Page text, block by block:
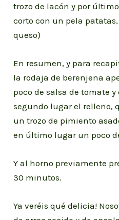
trozo de lacón y por
corto con un pela
queso)
En resumen, y para
la rodaja de berenjena
poco de salsa de tomate y
segundo lugar el relleno,
un trozo de pimiento
en último lugar un poco
Y al horno previamente
30 minutos.
Ya veréis qué delicia!